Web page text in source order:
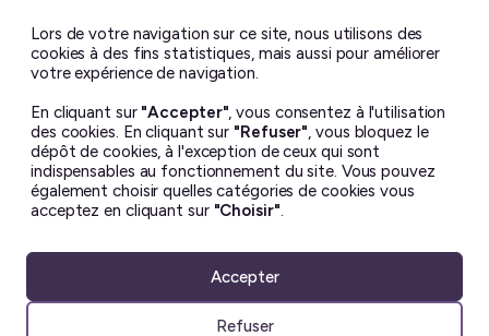
Lors de votre navigation sur ce site, nous utilisons des
cookies à des fins statistiques, mais aussi pour améliorer
votre expérience de navigation.
En cliquant sur "Accepter", vous consentez à l'utilisation
des cookies. En cliquant sur "Refuser", vous bloquez le
dépôt de cookies, à l'exception de ceux qui sont
indispensables au fonctionnement du site. Vous pouvez
également choisir quelles catégories de cookies vous
acceptez en cliquant sur "Choisir".
Accepter
Refuser
intelligence artificielle générative.J’ai pris toutes les
photos moi-même, et chaque billet est écrit à la main.
de la licenseCreative Commons BY-NC-ND 4.0.
Il ne peut en aucun cas être altéré ou reproduit à des fins
commerciales. Si vous souhaitez utiliser une de mes photos
– dans un but non lucratif uniquement – merci de me
demander la permission avant ☺︎